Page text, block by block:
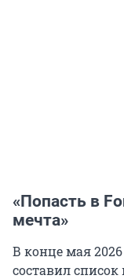
«Попасть в
мечта»
В конце мая
составил